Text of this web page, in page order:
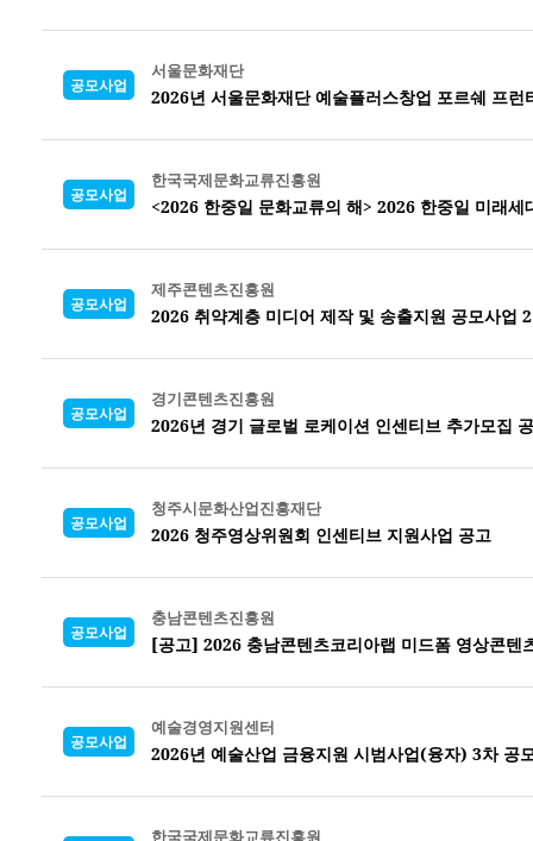
공모사업
서울문화재단
2026년 서울문화재단 예술플러스창업 포르쉐 프런
공모사업
한국국제문화교류진흥원
<2026 한중일 문화교류의 해> 2026 한중일 미래
공모사업
제주콘텐츠진흥원
2026 취약계층 미디어 제작 및 송출지원 공모사업
공모사업
경기콘텐츠진흥원
2026년 경기 글로벌 로케이션 인센티브 추가모집
공모사업
청주시문화산업진흥재단
2026 청주영상위원회 인센티브 지원사업 공고
공모사업
충남콘텐츠진흥원
[공고] 2026 충남콘텐츠코리아랩 미드폼 영상콘텐
공모사업
예술경영지원센터
2026년 예술산업 금융지원 시범사업(융자) 3차 공
한국국제문화교류진흥원